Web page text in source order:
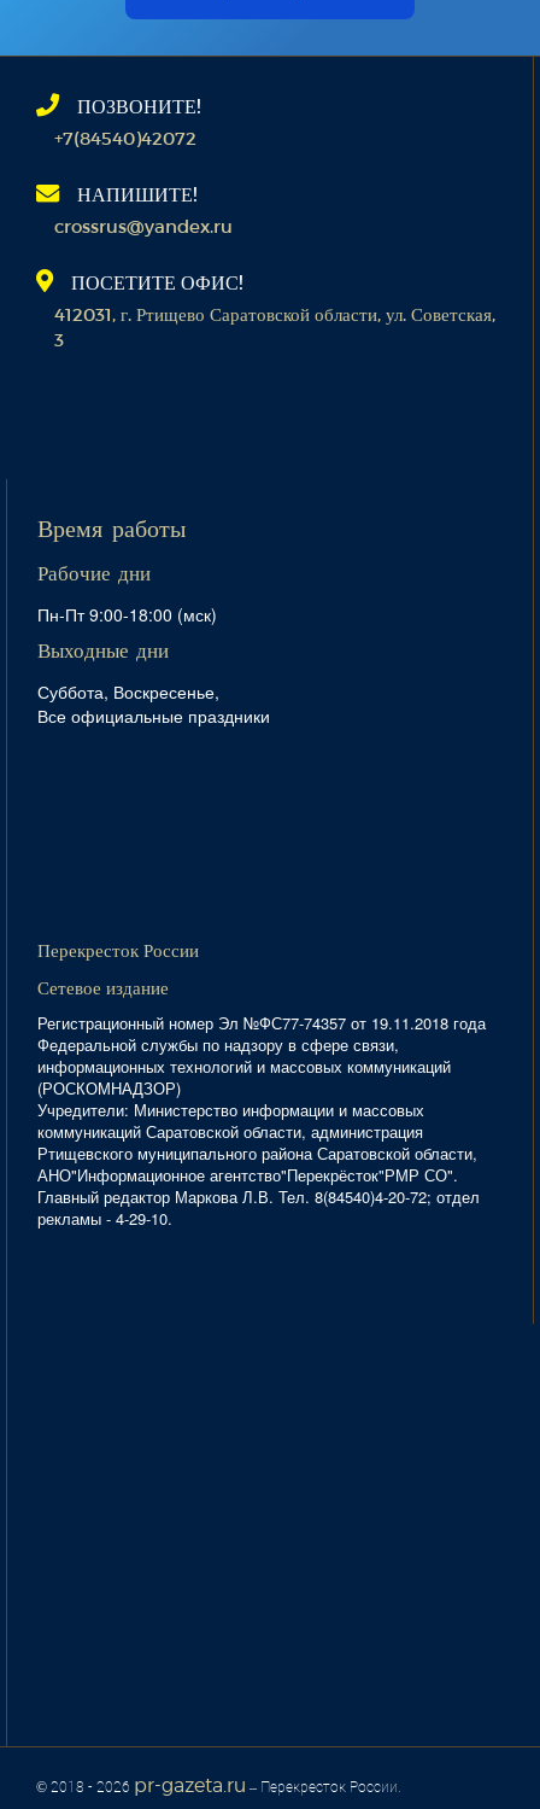
ПОЗВОНИТЕ!
+7(84540)42072
НАПИШИТЕ!
crossrus@yandex.ru
ПОСЕТИТЕ ОФИС!
412031, г. Ртищево Саратовской области, ул. Советская,
3
Время работы
Рабочие дни
Пн-Пт 9:00-18:00 (мск)
Выходные дни
Суббота, Воскресенье,
Все официальные праздники
Перекресток России
Сетевое издание
Регистрационный номер Эл №ФС77-74357 от 19.11.2018 года
Федеральной службы по надзору в сфере связи,
информационных технологий и массовых коммуникаций
(РОСКОМНАДЗОР)
Учредители: Министерство информации и массовых
коммуникаций Саратовской области, администрация
Ртищевского муниципального района Саратовской области,
АНО"Информационное агентство"Перекрёсток"РМР СО".
Главный редактор Маркова Л.В. Тел. 8(84540)4-20-72; отдел
рекламы - 4-29-10.
© 2018 - 2026 pr-gazeta.ru – Перекресток России.